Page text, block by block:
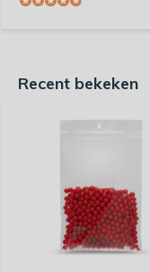
Recent bekeken